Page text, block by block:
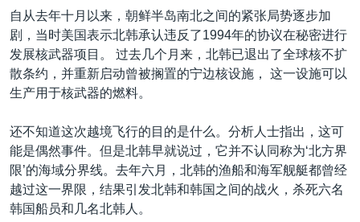
埃博拉疫情
美国之音专访
重要讲话与声明
南中国海争端
关注西藏
关注新疆
关注我们
自从去年十月以来，朝鲜半岛南北之间的紧张局势逐步加
剧，当时美国表示北韩承认违反了1994年的协议在秘密进行
发展核武器项目。 过去几个月来，北韩已退出了全球核不扩
散条约，并重新启动曾被搁置的宁边核设施， 这一设施可以
生产用于核武器的燃料。
还不知道这次越境飞行的目的是什么。分析人士指出，这可
能是偶然事件。但是北韩早就说过，它并不认同称为‘北方界
限’的海域分界线。去年六月，北韩的渔船和海军舰艇都曾经
越过这一界限，结果引发北韩和韩国之间的战火，杀死六名
韩国船员和几名北韩人。